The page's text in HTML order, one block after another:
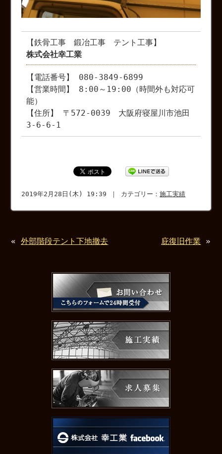
【鉄骨工事 鍛冶工事 テント工事】
株式会社幸工業
【電話番号】 080-3849-6899
【営業時間】 8:00～19:00（時間外も対応可
能）
【住所】 〒572-0039 大阪府寝屋川市池田
3-6-6-1
2019年2月28日(木) 19:39 ｜ カテゴリー：施工実績
«外部階段テント下地撤去 庇復旧作業 »